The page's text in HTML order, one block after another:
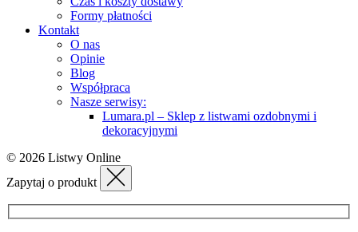
Formy płatności
Kontakt
O nas
Opinie
Blog
Współpraca
Nasze serwisy:
Lumara.pl – Sklep z listwami ozdobnymi i
dekoracyjnymi
© 2026 Listwy Online
Zapytaj o produkt